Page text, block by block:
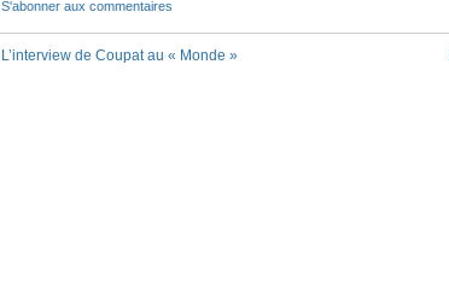
S'abonner aux commentaires
L’interview de Coupat au « Monde »